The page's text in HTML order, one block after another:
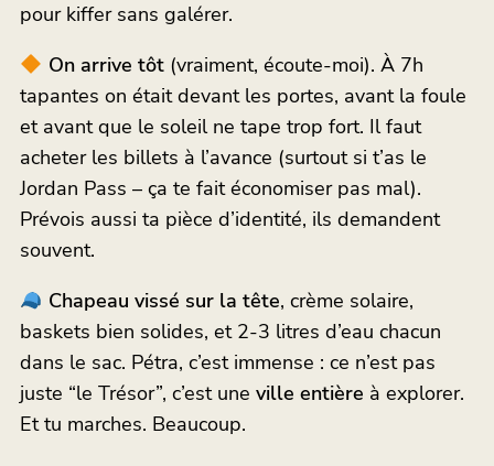
pour kiffer sans galérer.
On arrive tôt(vraiment, écoute-moi). À 7h
tapantes on était devant les portes, avant la foule
et avant que le soleil ne tape trop fort. Il faut
acheter les billets à l’avance (surtout si t’as le
Jordan Pass – ça te fait économiser pas mal).
Prévois aussi ta pièce d’identité, ils demandent
souvent.
Chapeau vissé sur la tête, crème solaire,
baskets bien solides, et 2-3 litres d’eau chacun
dans le sac. Pétra, c’est immense : ce n’est pas
juste “le Trésor”, c’est une ville entière à explorer.
Et tu marches. Beaucoup.